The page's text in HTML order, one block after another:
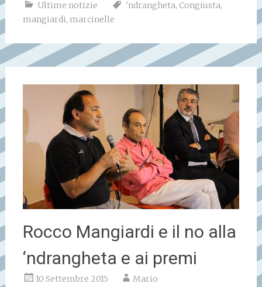
Ultime notizie 'ndrangheta, Congiusta,
mangiardi, marcinelle
Rocco Mangiardi e il no alla
‘ndrangheta e ai premi
10 Settembre 2015 Mario